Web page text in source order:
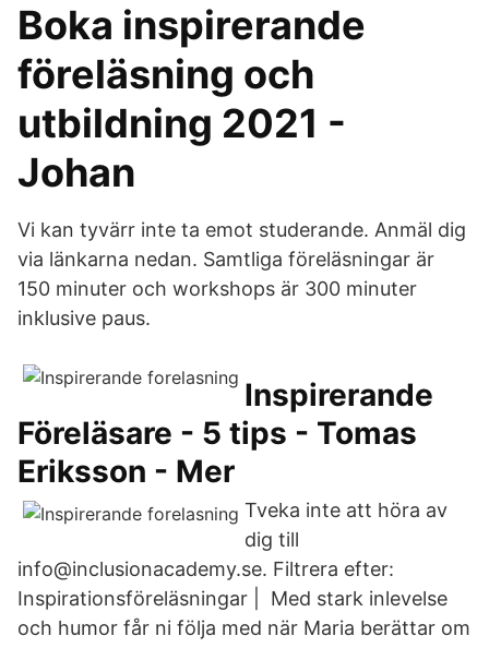
Boka inspirerande
föreläsning och
utbildning 2021 -
Johan
Vi kan tyvärr inte ta emot studerande. Anmäl dig
via länkarna nedan. Samtliga föreläsningar är
150 minuter och workshops är 300 minuter
inklusive paus.
Inspirerande
Föreläsare - 5 tips - Tomas
Eriksson - Mer
Tveka inte att höra av
dig till
info@inclusionacademy.se. Filtrera efter:
Inspirationsföreläsningar | Med stark inlevelse
och humor får ni följa med när Maria berättar om